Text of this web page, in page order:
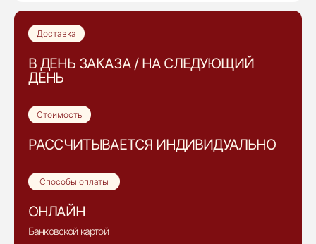
Доставка
В ДЕНЬ ЗАКАЗА / НА СЛЕДУЮЩИЙ
ДЕНЬ
Стоимость
РАССЧИТЫВАЕТСЯ ИНДИВИДУАЛЬНО
Способы оплаты
ОНЛАЙН
Банковской картой